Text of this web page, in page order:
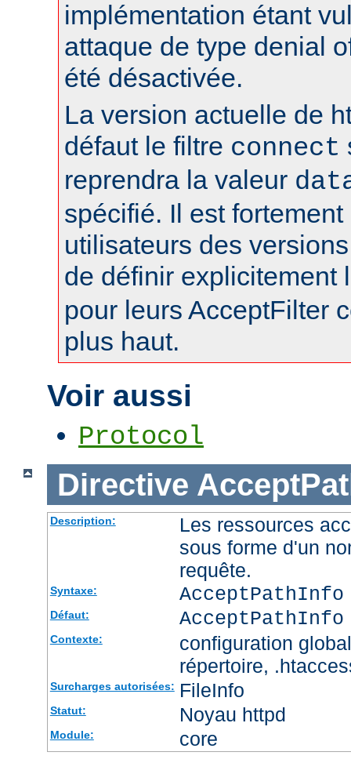
implémentation étant
attaque de type denial
été désactivée.
La version actuelle de
défaut le filtre connect
reprendra la valeur
spécifié. Il est
utilisateurs des
de définir explicitement
pour leurs AcceptFilter
plus haut.
Voir aussi
Protocol
Directive
Description:
Les ressources
sous forme d'un
requête.
Syntaxe:
Défaut:
Contexte:
configuration
répertoire,
Surcharges autorisées: FileInfo
Statut: Noyau httpd
Module: core